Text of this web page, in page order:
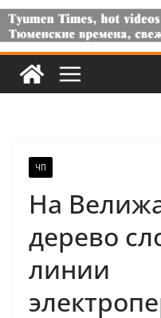
ЧП
На
дерево
линии